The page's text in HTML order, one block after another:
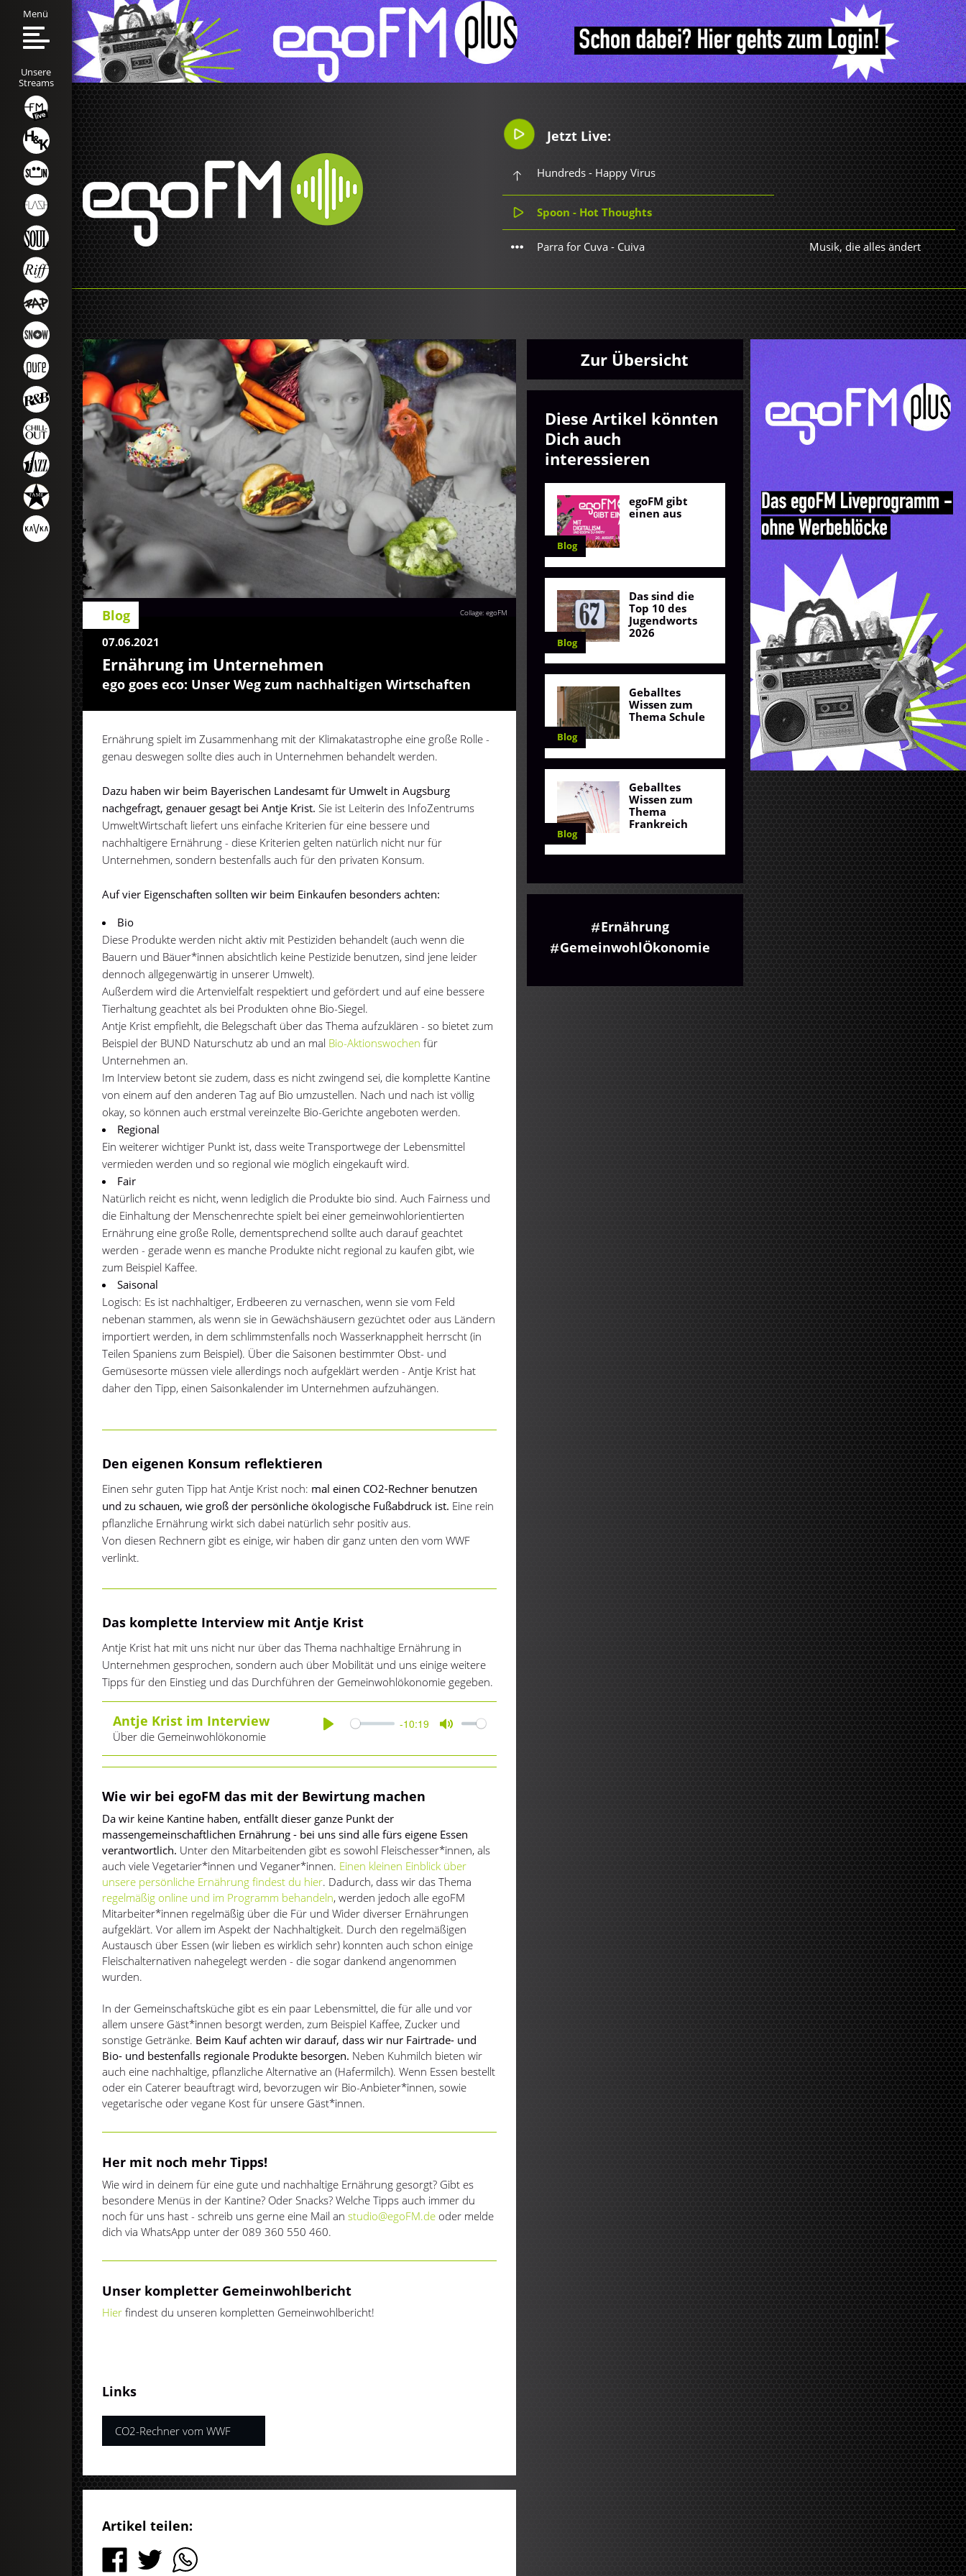
Jetzt Live:
Hundreds - Happy Virus
Spoon - Hot Thoughts
Parra for Cuva - Cuiva Musik, die alles ändert
Menü
Unsere
Streams
Collage: egoFM
Blog
07.06.2021
Ernährung im Unternehmen
ego goes eco: Unser Weg zum nachhaltigen Wirtschaften
Ernährung spielt im Zusammenhang mit der Klimakatastrophe eine große Rolle -
genau deswegen sollte dies auch in Unternehmen behandelt werden.
Dazu haben wir beim Bayerischen Landesamt für Umwelt in Augsburg
nachgefragt, genauer gesagt bei Antje Krist. Sie ist Leiterin des InfoZentrums
UmweltWirtschaft liefert uns einfache Kriterien für eine bessere und
nachhaltigere Ernährung - diese Kriterien gelten natürlich nicht nur für
Unternehmen, sondern bestenfalls auch für den privaten Konsum.
Auf vier Eigenschaften sollten wir beim Einkaufen besonders achten:
Bio
Diese Produkte werden nicht aktiv mit Pestiziden behandelt (auch wenn die
Bauern und Bäuer*innen absichtlich keine Pestizide benutzen, sind jene leider
dennoch allgegenwärtig in unserer Umwelt).
Außerdem wird die Artenvielfalt respektiert und gefördert und auf eine bessere
Tierhaltung geachtet als bei Produkten ohne Bio-Siegel.
Antje Krist empfiehlt, die Belegschaft über das Thema aufzuklären - so bietet zum
Beispiel der BUND Naturschutz ab und an mal Bio-Aktionswochenfür
Unternehmen an.
Im Interview betont sie zudem, dass es nicht zwingend sei, die komplette Kantine
von einem auf den anderen Tag auf Bio umzustellen. Nach und nach ist völlig
okay, so können auch erstmal vereinzelte Bio-Gerichte angeboten werden.
Regional
Ein weiterer wichtiger Punkt ist, dass weite Transportwege der Lebensmittel
vermieden werden und so regional wie möglich eingekauft wird.
Fair
Natürlich reicht es nicht, wenn lediglich die Produkte bio sind. Auch Fairness und
die Einhaltung der Menschenrechte spielt bei einer gemeinwohlorientierten
Ernährung eine große Rolle, dementsprechend sollte auch darauf geachtet
werden - gerade wenn es manche Produkte nicht regional zu kaufen gibt, wie
zum Beispiel Kaffee.
Saisonal
Logisch: Es ist nachhaltiger, Erdbeeren zu vernaschen, wenn sie vom Feld
nebenan stammen, als wenn sie in Gewächshäusern gezüchtet oder aus Ländern
importiert werden, in dem schlimmstenfalls noch Wasserknappheit herrscht (in
Teilen Spaniens zum Beispiel). Über die Saisonen bestimmter Obst- und
Gemüsesorte müssen viele allerdings noch aufgeklärt werden - Antje Krist hat
daher den Tipp, einen Saisonkalender im Unternehmen aufzuhängen.
Den eigenen Konsum reflektieren
Einen sehr guten Tipp hat Antje Krist noch: mal einen CO2-Rechner benutzen
und zu schauen, wie groß der persönliche ökologische Fußabdruck ist. Eine rein
pflanzliche Ernährung wirkt sich dabei natürlich sehr positiv aus.
Von diesen Rechnern gibt es einige, wir haben dir ganz unten den vom WWF
verlinkt.
Das komplette Interview mit Antje Krist
Antje Krist hat mit uns nicht nur über das Thema nachhaltige Ernährung in
Unternehmen gesprochen, sondern auch über Mobilität und uns einige weitere
Tipps für den Einstieg und das Durchführen der Gemeinwohlökonomie gegeben.
Antje Krist im Interview
Über die Gemeinwohlökonomie
-10:19
Wie wir bei egoFM das mit der Bewirtung machen
Da wir keine Kantine haben, entfällt dieser ganze Punkt der
massengemeinschaftlichen Ernährung - bei uns sind alle fürs eigene Essen
verantwortlich. Unter den Mitarbeitenden gibt es sowohl Fleischesser*innen, als
auch viele Vegetarier*innen und Veganer*innen. Einen kleinen Einblick über
unsere persönliche Ernährung findest du hier. Dadurch, dass wir das Thema
regelmäßig online und im Programm behandeln, werden jedoch alle egoFM
Mitarbeiter*innen regelmäßig über die Für und Wider diverser Ernährungen
aufgeklärt. Vor allem im Aspekt der Nachhaltigkeit. Durch den regelmäßigen
Austausch über Essen (wir lieben es wirklich sehr) konnten auch schon einige
Fleischalternativen nahegelegt werden - die sogar dankend angenommen
wurden.
In der Gemeinschaftsküche gibt es ein paar Lebensmittel, die für alle und vor
allem unsere Gäst*innen besorgt werden, zum Beispiel Kaffee, Zucker und
sonstige Getränke. Beim Kauf achten wir darauf, dass wir nur Fairtrade- und
Bio- und bestenfalls regionale Produkte besorgen. Neben Kuhmilch bieten wir
auch eine nachhaltige, pflanzliche Alternative an (Hafermilch). Wenn Essen bestellt
oder ein Caterer beauftragt wird, bevorzugen wir Bio-Anbieter*innen, sowie
vegetarische oder vegane Kost für unsere Gäst*innen.
Her mit noch mehr Tipps!
Wie wird in deinem für eine gute und nachhaltige Ernährung gesorgt? Gibt es
besondere Menüs in der Kantine? Oder Snacks? Welche Tipps auch immer du
noch für uns hast - schreib uns gerne eine Mail anstudio@egoFM.de oder melde
dich via WhatsApp unter der 089 360 550 460.
Unser kompletter Gemeinwohlbericht
Hier findest du unseren kompletten Gemeinwohlbericht!
Links
CO2-Rechner vom WWF
Artikel teilen:
Zur Übersicht
Diese Artikel könnten
Dich auch
interessieren
Blog
egoFM gibt
einen aus
Blog
Das sind die
Top 10 des
Jugendworts
2026
Blog
Geballtes
Wissen zum
Thema Schule
Blog
Geballtes
Wissen zum
Thema
Frankreich
Ernährung
GemeinwohlÖkonomie